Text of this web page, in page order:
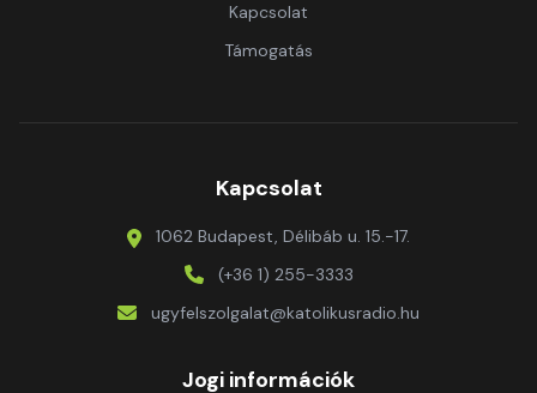
Kapcsolat
Támogatás
Kapcsolat
1062 Budapest, Délibáb u. 15.-17.
(+36 1) 255-3333
ugyfelszolgalat@katolikusradio.hu
Jogi információk